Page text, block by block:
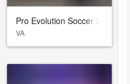
Pro Evolution Soccer 2019
VA